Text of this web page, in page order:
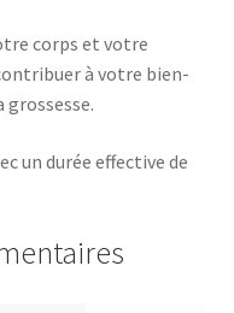
corps et votre
à votre bien-
un durée effective de